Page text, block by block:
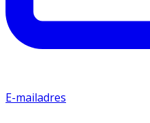
E-mailadres